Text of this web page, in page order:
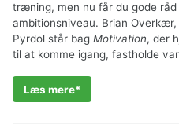
træning, men nu får du gode
ambitionsniveau. Brian
Pyrdol står bag Motivation, der
til at komme igang, fastholde
Læs mere